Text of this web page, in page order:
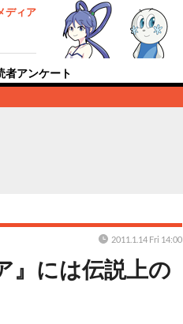
ディア
者アンケート
』には伝説上の
2011.1.14 Fri 14:00